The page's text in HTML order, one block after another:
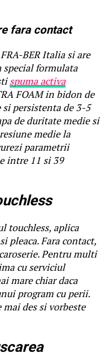
fara contact
BER Italia si are
special formulata
spuma activa
FOAM in bidon de
si persistenta de 3-5
de duritate medie si
medie la
parametrii
intre 11 si 39
touchless, aplica
pleaca. Fara contact,
Pentru multi
cu serviciul
mare chiar daca
program cu perii.
des si vorbeste